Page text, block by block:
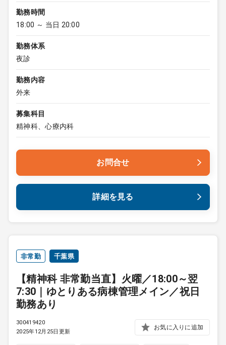
勤務時間
18:00 ～ 当日 20:00
勤務体系
夜診
勤務内容
外来
募集科目
精神科、心療内科
お問合せ
詳細を見る
非常勤 千葉県
【精神科 非常勤当直】火曜／18:00～翌
7:30｜ゆとりある病棟管理メイン／祝日
勤務あり
300419420
2025年12月25日更新
お気に入りに追加